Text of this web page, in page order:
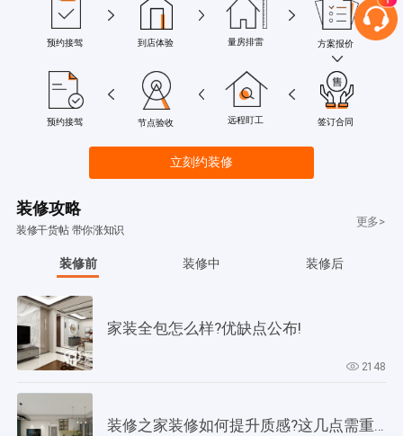
预约接驾 到店体验 量房排雷 方案报价
预约接驾 节点验收 远程盯工 签订合同
立刻约装修
装修攻略
装修干货帖 带你涨知识
更多>
装修前 装修中 装修后
家装全包怎么样?优缺点公布!
2148
装修之家装修如何提升质感?这几点需重视起来